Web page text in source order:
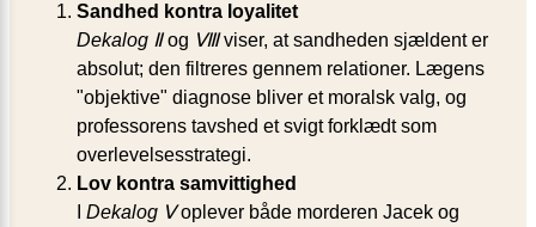
Sandhed kontra loyalitet
Dekalog Ⅱog Ⅷviser, at sandheden sjældent er
absolut; den filtreres gennem relationer. Lægens
objektive diagnose bliver et moralsk valg, og
professorens tavshed et svigt forklædt som
overlevelsesstrategi.
Lov kontra samvittighed
Dekalog Ⅴoplever både morderen Jacek og